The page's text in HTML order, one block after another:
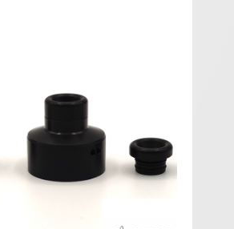
Spare Kit - Aston
Kit Aston RDTA - Alliancetech Vapor.